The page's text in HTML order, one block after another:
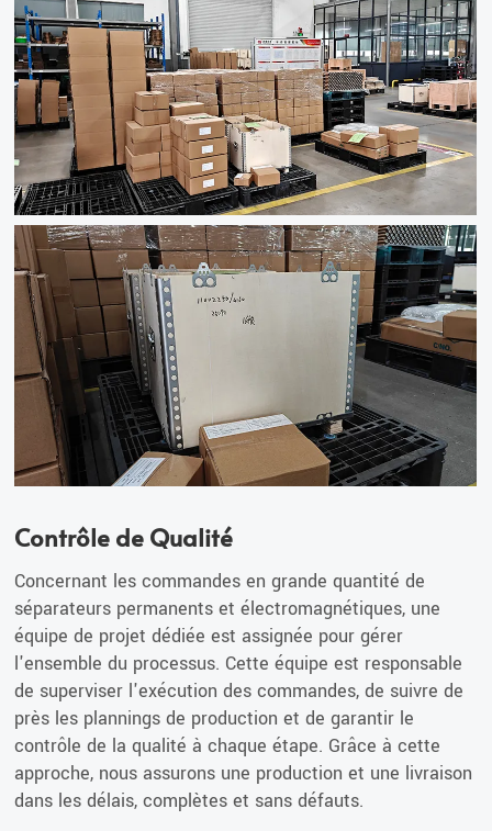
Contrôle de Qualité
Concernant les commandes en grande quantité de
séparateurs permanents et électromagnétiques, une
équipe de projet dédiée est assignée pour gérer
l'ensemble du processus. Cette équipe est responsable
de superviser l'exécution des commandes, de suivre de
près les plannings de production et de garantir le
contrôle de la qualité à chaque étape. Grâce à cette
approche, nous assurons une production et une livraison
dans les délais, complètes et sans défauts.